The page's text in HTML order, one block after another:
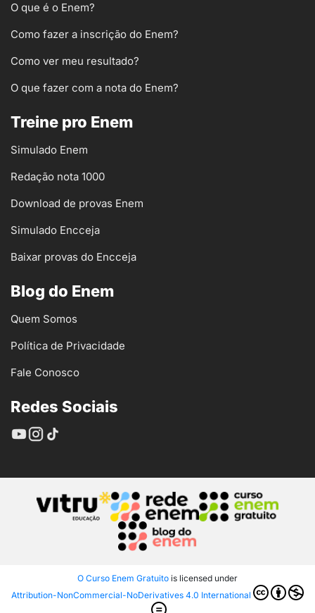
O que é o Enem?
Como fazer a inscrição do Enem?
Como ver meu resultado?
O que fazer com a nota do Enem?
Treine pro Enem
Simulado Enem
Redação nota 1000
Download de provas Enem
Simulado Encceja
Baixar provas do Encceja
Blog do Enem
Quem Somos
Política de Privacidade
Fale Conosco
Redes Sociais
O Curso Enem Gratuito is licensed under
Attribution-NonCommercial-NoDerivatives 4.0 International